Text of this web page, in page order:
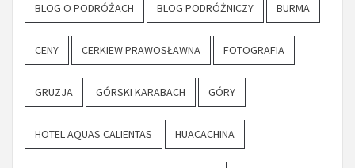
BLOG O PODRÓŻACH BLOG PODRÓŻNICZY BURMA
CENY CERKIEW PRAWOSŁAWNA FOTOGRAFIA
GRUZJA GÓRSKI KARABACH GÓRY
HOTEL AQUAS CALIENTAS HUACACHINA